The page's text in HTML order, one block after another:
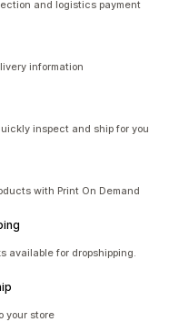
and logistics payment
information
inspect and ship for you
with Print On Demand
available for dropshipping.
your store